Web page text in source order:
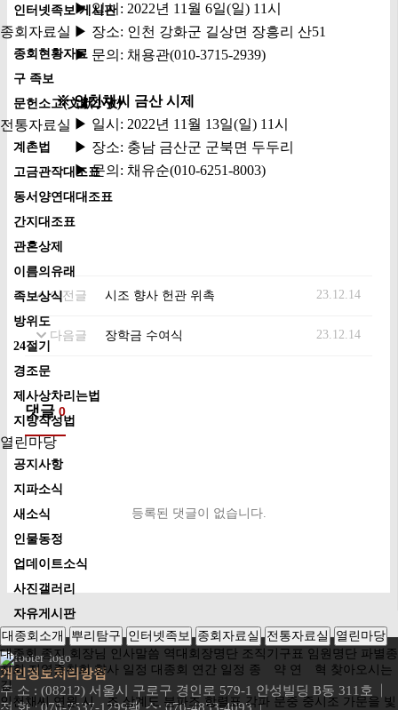
인터넷족보 게시판
종회자료실
종회현황자료
구 족보
문헌소고(文獻小攷)
전통자료실
계촌법
고금관작대조표
동서양연대대조표
간지대조표
관혼상제
이름의유래
족보상식
방위도
24절기
경조문
제사상차리는법
지방작성법
열린마당
공지사항
지파소식
새소식
인물동정
업데이트소식
사진갤러리
자유게시판
대종회소개 뿌리탐구 인터넷족보 종회자료실 전통자료실 열린마당
대종회 종지 회장님 인사말씀 역대회장명단 조직기구표 임원명단 파별종
친회 지역종친회 향사 일정 대종회 연간 일정 종 약 연 혁 찾아오시는
길
인천채씨 연원 시 조 상계도 분파조 항렬표 각파 문중 중시조 가문을 빛
▶일시: 2022년 11월 6일(일) 11시
▶ 장소: 인천 강화군 길상면 장흥리 산51
▶ 문의: 채용관(010-3715-2939)
※ 인천채씨 금산 시제
▶ 일시: 2022년 11월 13일(일) 11시
▶ 장소: 충남 금산군 군북면 두두리
▶문의: 채유순(010-6251-8003)
이전글 시조 향사 헌관 위촉 23.12.14
다음글 장학금 수여식 23.12.14
댓글 0
등록된 댓글이 없습니다.
개인정보처리방침
주 소 : (08212) 서울시 구로구 경인로 579-1 안성빌딩 B동 311호
전 화 : 070-7537-1299팩 스: 070-4833-4093